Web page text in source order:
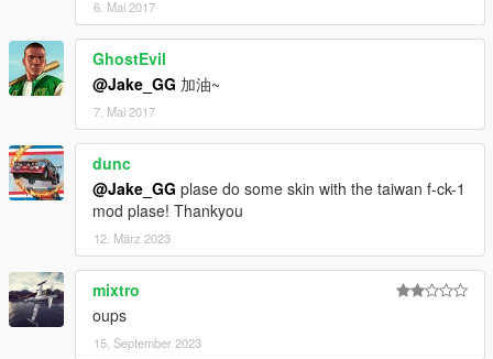
6. Mai 2017
GhostEvil
@Jake_GG 加油~
7. Mai 2017
dunc
@Jake_GG plase do some skin with the taiwan f-ck-1
mod plase! Thankyou
12. März 2023
mixtro
oups
15. September 2023